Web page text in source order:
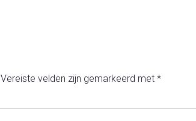
Vereiste velden zijn gemarkeerd met *